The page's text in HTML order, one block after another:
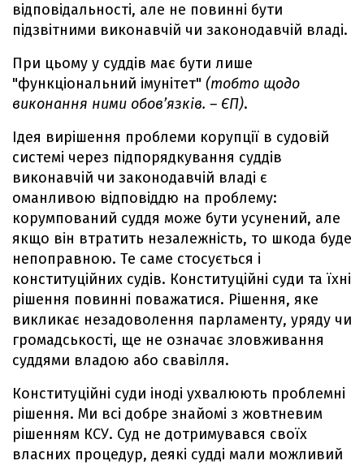
відповідальності, але не повинні бути
підзвітними виконавчій чи законодавчій владі.
При цьому у суддів має бути лише
"функціональний імунітет" (тобто щодо
виконання ними обов’язків. – ЄП).
Ідея вирішення проблеми корупції в судовій
системі через підпорядкування суддів
виконавчій чи законодавчій владі є
оманливою відповіддю на проблему:
корумпований суддя може бути усунений, але
якщо він втратить незалежність, то шкода буде
непоправною. Те саме стосується і
конституційних судів. Конституційні суди та їхні
рішення повинні поважатися. Рішення, яке
викликає незадоволення парламенту, уряду чи
громадськості, ще не означає зловживання
суддями владою або свавілля.
Конституційні суди іноді ухвалюють проблемні
рішення. Ми всі добре знайомі з жовтневим
рішенням КСУ. Суд не дотримувався своїх
власних процедур, деякі судді мали можливий